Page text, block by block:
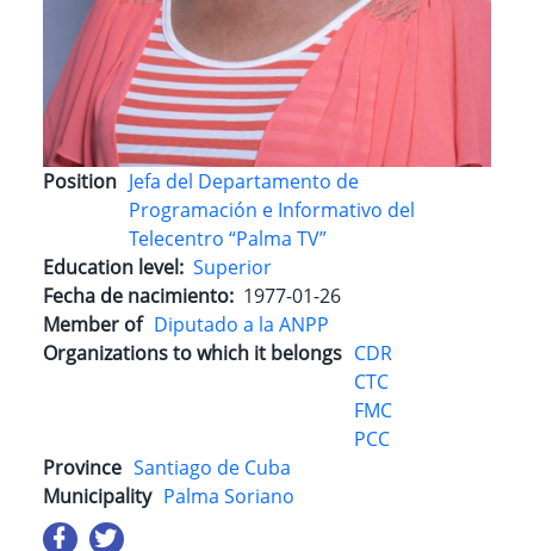
Position Jefa del Departamento de
Programación e Informativo del
Telecentro “Palma TV”
Education level Superior
Fecha de nacimiento 1977-01-26
Member of Diputado a la ANPP
Organizations to which it belongs CDR
CTC
FMC
PCC
Province Santiago de Cuba
Municipality Palma Soriano